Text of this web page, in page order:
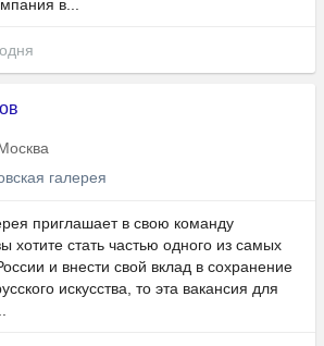
в...
галерея
приглашает в свою команду
хотите стать частью одного из самых
и внести свой вклад в сохранение
искусства, то эта вакансия для